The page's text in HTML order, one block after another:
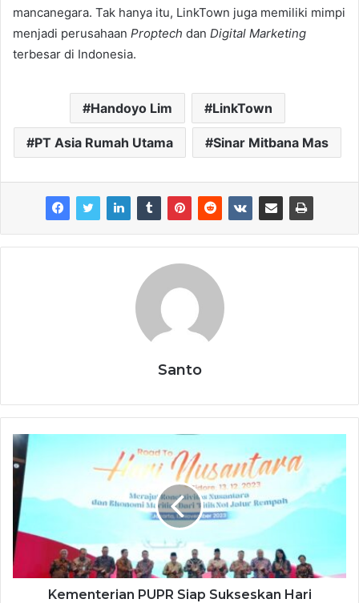
mancanegara. Tak hanya itu, LinkTown juga memiliki mimpi
menjadi perusahaan Proptech dan Digital Marketing
terbesar di Indonesia.
Handoyo Lim LinkTown
PT Asia Rumah Utama Sinar Mitbana Mas
Santo
Kementerian PUPR Siap Sukseskan Hari